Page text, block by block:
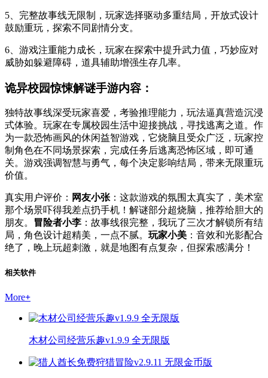
5、完整故事线无限制，玩家选择驱动多重结局，开放式设计
鼓励重玩，探索不同剧情分支。
6、游戏注重能力成长，玩家在探索中提升武力值，巧妙应对
威胁如躲避障碍，道具辅助增强生存几率。
诡异校园惊悚解谜手游内容：
独特故事线深受玩家喜爱，考验推理能力，玩法逼真营造沉浸
式体验。玩家在专属校园生活中迎接挑战，寻找逃离之道。作
为一款恐怖画风的休闲益智游戏，它烧脑且受众广泛，玩家控
制角色在不同场景探索，完成任务后逃离恐怖区域，即可通
关。游戏强调智慧与勇气，每个决定影响结局，带来无限重玩
价值。
真实用户评价： 网友小张 ：这款游戏的氛围太真实了，美术室
那个场景吓得我差点扔手机！解谜部分超烧脑，推荐给胆大的
朋友。
冒险者小李 ：故事线很完整，我玩了三次才解锁所有结
局，角色设计超精美，一点不腻。 玩家小美 ：音效和光影配合
绝了，晚上玩超刺激，就是地图有点复杂，但探索感满分！
相关软件
More+
木材公司经营乐趣v1.9.9 全无限版